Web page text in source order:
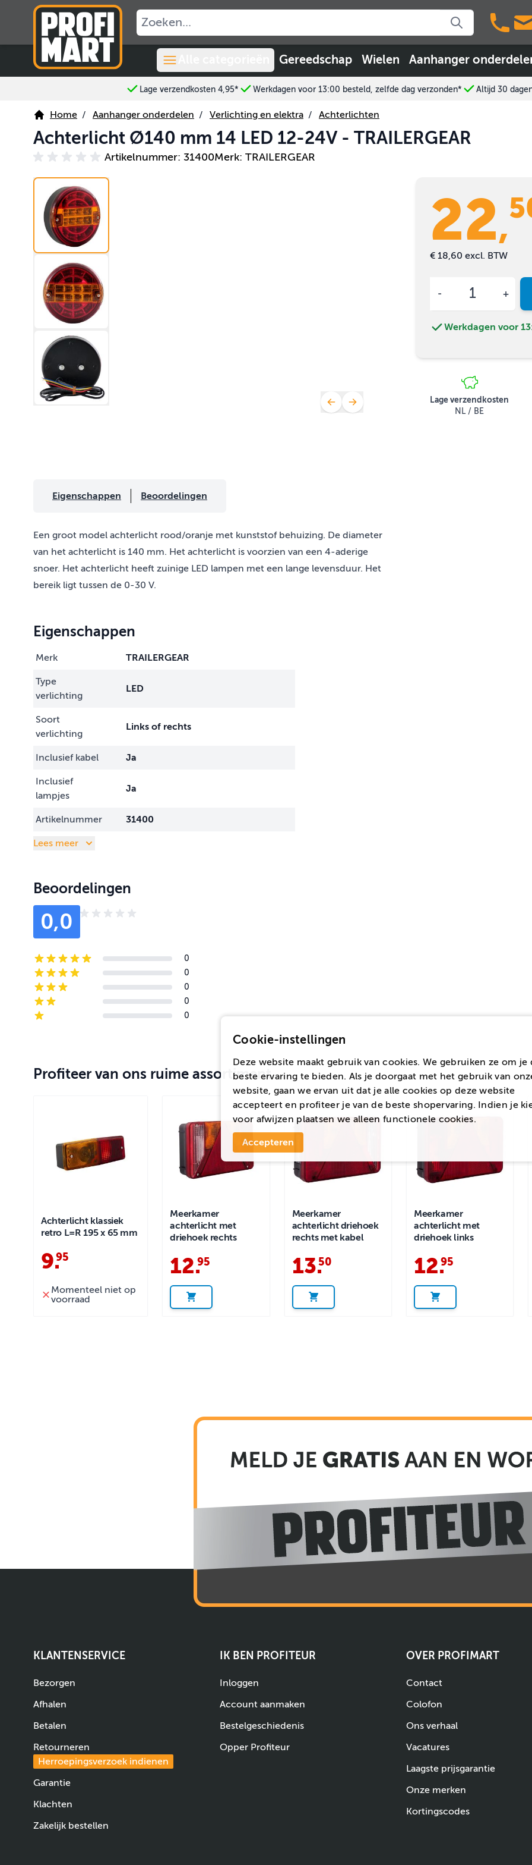
Ga naar de inhoud
Gereedschap Wielen Aanhanger
Lage verzendkosten 4,95* Werkdagen voor 13:00 besteld, zelfde dag verzonden* Altijd 30
Home / Aanhanger onderdelen / Verlichting en elektra / Achterlichten
Achterlicht Ø140 mm 14 LED 12-24V - TRAILERGEAR
Artikelnummer: 31400Merk: TRAILERGEAR
22,
€ 18,60 excl. BTW
Werkdagen voor
Lage verzendkosten
NL / BE
Eigenschappen Beoordelingen
Een groot model achterlicht rood/oranje met kunststof behuizing. De diameter
van het achterlicht is 140 mm. Het achterlicht is voorzien van een 4-aderige
snoer. Het achterlicht heeft zuinige LED lampen met een lange levensduur. Het
bereik ligt tussen de 0-30 V.
Eigenschappen
Merk TRAILERGEAR
Type
verlichting
LED
Soort
verlichting
Links of rechts
Inclusief kabel Ja
Inclusief
lampjes
Ja
Artikelnummer 31400
Lees meer
Beoordelingen
0,0
5-star reviews
0
4-star reviews
0
3-star reviews
0
2-star reviews
0
1-star reviews
0
Profiteer van ons ruime assortiment
Achterlicht klassiek
retro L=R 195 x 65 mm
9.
95
Momenteel niet op
voorraad
Meerkamer
achterlicht met
driehoek rechts
12.
95
Meerkamer
achterlicht driehoek
rechts met kabel
13.
50
Meerkamer
achterlicht met
driehoek links
12.
95
KLANTENSERVICE
Bezorgen
Afhalen
Betalen
Retourneren
Herroepingsverzoek indienen
Garantie
Klachten
Zakelijk bestellen
IK BEN PROFITEUR
Inloggen
Account aanmaken
Bestelgeschiedenis
Opper Profiteur
OVER PROFIMART
Contact
Colofon
Ons verhaal
Vacatures
Laagste prijsgarantie
Onze merken
Kortingscodes
Cookie-instellingen
Deze website maakt gebruik van cookies. We gebruiken ze om je
beste ervaring te bieden. Als je doorgaat met het gebruik van
website, gaan we ervan uit dat je alle cookies op deze website
accepteert en profiteer je van de beste shopervaring. Indien je
voor afwijzen plaatsen we alleen functionele cookies.
Accepteren